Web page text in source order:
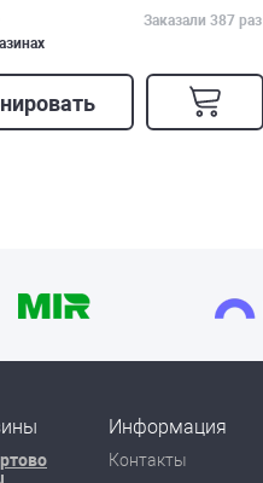
Заказали 387 раз
Информация
Контакты